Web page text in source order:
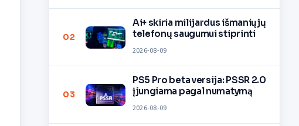
02
Ai+ skiria milijardus išmaniųjų
telefonų saugumui stiprinti
2026-08-09
03
PS5 Pro beta versija: PSSR 2.0
įjungiama pagal numatymą
2026-08-09